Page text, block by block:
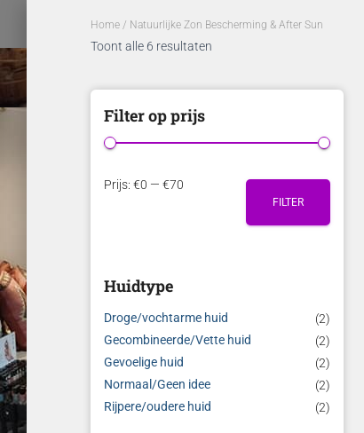
Home / Natuurlijke Zon Bescherming & After Sun
Toont alle 6 resultaten
Filter op prijs
M
r
i
j
s
M
r
i
j
s
FILTER
Prijs: €0 — €70
Huidtype
Droge/vochtarme huid
(2)
Gecombineerde/Vette huid
(2)
Gevoelige huid
(2)
Normaal/Geen idee
(2)
Rijpere/oudere huid
(2)